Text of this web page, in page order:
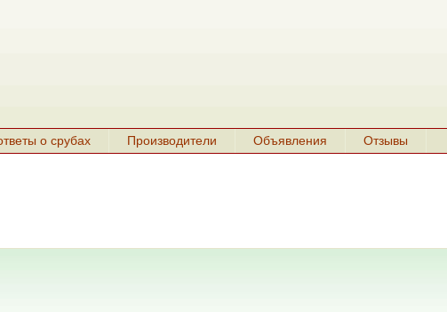
о срубах Производители Объявления Отзывы